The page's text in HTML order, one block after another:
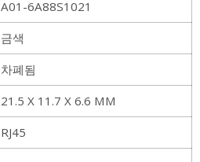
A01-6A88S1021
금색
차폐됨
21.5 X 11.7 X 6.6 MM
RJ45